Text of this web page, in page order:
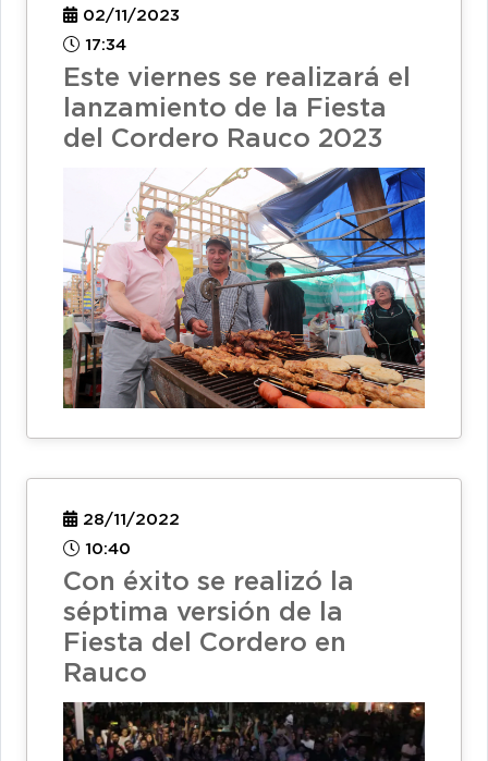
02/11/2023
17:34
Este viernes se realizará el
lanzamiento de la Fiesta
del Cordero Rauco 2023
28/11/2022
10:40
Con éxito se realizó la
séptima versión de la
Fiesta del Cordero en
Rauco